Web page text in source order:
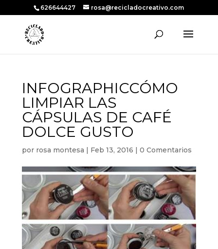
626644427 rosa@recicladocreativo.com
INFOGRAPHICCÓMO
LIMPIAR LAS
CÁPSULAS DE CAFÉ
DOLCE GUSTO
por rosa montesa | Feb 13, 2016 | 0 Comentarios